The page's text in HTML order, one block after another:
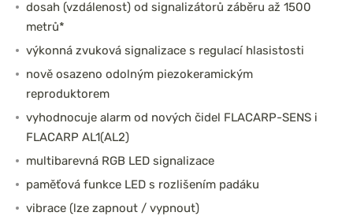
dosah (vzdálenost) od signalizátorů záběru až 1500
metrů*
výkonná zvuková signalizace s regulací hlasistosti
nově osazeno odolným piezokeramickým
reproduktorem
vyhodnocuje alarm od nových čidel FLACARP-SENS i
FLACARP AL1(AL2)
multibarevná RGB LED signalizace
paměťová funkce LED s rozlišením padáku
vibrace (lze zapnout / vypnout)